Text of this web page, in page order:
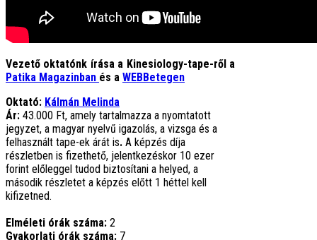
Vezető oktatónk írása a Kinesiology-tape-ről a
Patika Magazinban és a WEBBetegen
Oktató: Kálmán Melinda
Ár: 43.000 Ft, amely tartalmazza a nyomtatott
jegyzet, a magyar nyelvű igazolás, a vizsga és a
felhasznált tape-ek árát is. A képzés díja
részletben is fizethető, jelentkezéskor 10 ezer
forint előleggel tudod biztosítani a helyed, a
második részletet a képzés előtt 1 héttel kell
kifizetned.
Elméleti órák száma: 2
Gyakorlati órák száma: 7